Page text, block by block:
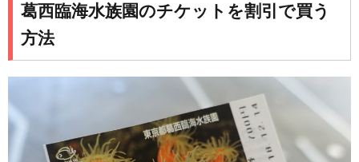
葛西臨海水族園のチケットを割引で買う
方法